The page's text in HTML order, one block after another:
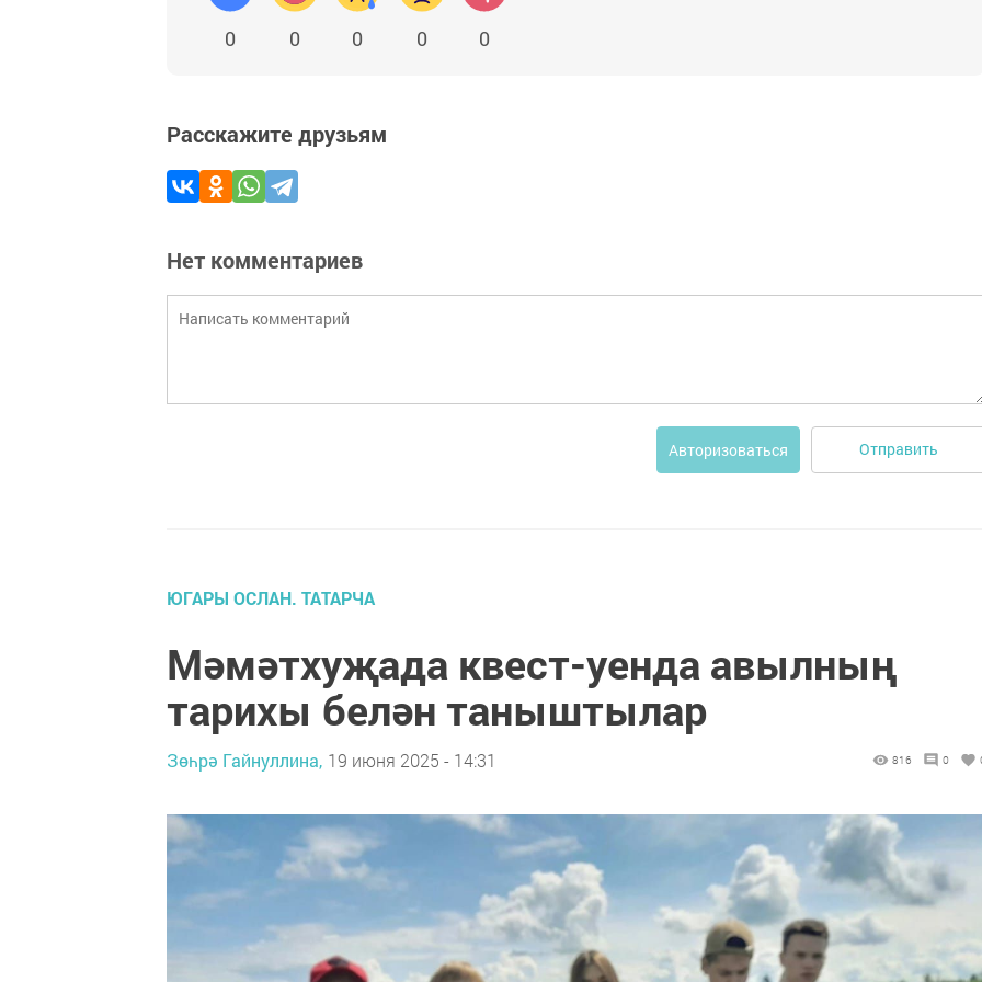
0 0 0 0 0
Расскажите друзьям
Нет комментариев
Авторизоваться Отправить
ЮГАРЫ ОСЛАН. ТАТАРЧА
Мәмәтхуҗада квест-уенда авылның
тарихы белән таныштылар
Зөһрә Гайнуллина, 19 июня 2025 - 14:31 816 0